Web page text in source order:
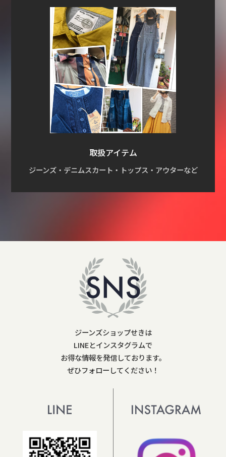
取扱アイテム
ジーンズ・デニムスカート・トップス・アウターなど
ジーンズショップせきは
LINEとインスタグラムで
お得な情報を発信しております。
ぜひフォローしてください！